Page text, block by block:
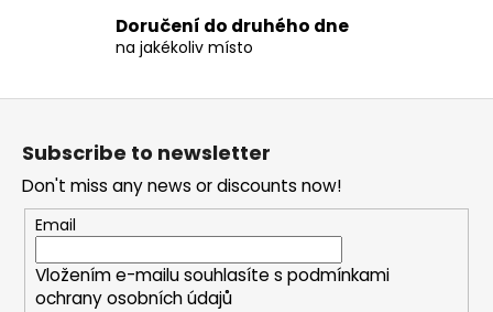
Doručení do druhého dne
na jakékoliv místo
Subscribe to newsletter
Don't miss any news or discounts now!
Email
Vložením e-mailu souhlasíte s podmínkami
ochrany osobních údajů